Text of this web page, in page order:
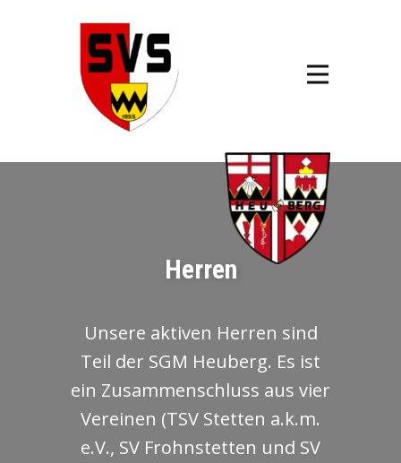
Herren
Unsere aktiven Herren sind
Teil der SGM Heuberg. Es ist
ein Zusammenschluss aus vier
Vereinen (TSV Stetten a.k.m.
e.V., SV Frohnstetten und SV